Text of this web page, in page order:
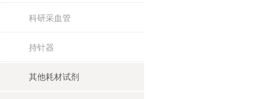
科研采血管
持针器
其他耗材试剂